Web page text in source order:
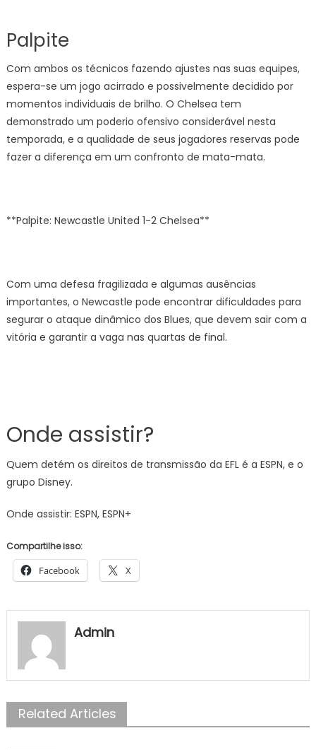
Palpite
Com ambos os técnicos fazendo ajustes nas suas equipes,
espera-se um jogo acirrado e possivelmente decidido por
momentos individuais de brilho. O Chelsea tem
demonstrado um poderio ofensivo considerável nesta
temporada, e a qualidade de seus jogadores reservas pode
fazer a diferença em um confronto de mata-mata.
**Palpite: Newcastle United 1-2 Chelsea**
Com uma defesa fragilizada e algumas ausências
importantes, o Newcastle pode encontrar dificuldades para
segurar o ataque dinâmico dos Blues, que devem sair com a
vitória e garantir a vaga nas quartas de final.
Onde assistir?
Quem detém os direitos de transmissão da EFL é a ESPN, e o
grupo Disney.
Onde assistir: ESPN, ESPN+
Compartilhe isso:
Facebook X
Admin
Related Articles